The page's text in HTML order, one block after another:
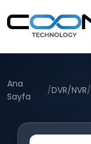
Ana
Sayfa
/DVR/NVR/